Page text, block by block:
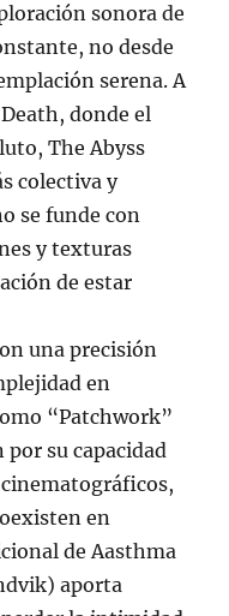
sonora de
no desde
serena. A
donde el
The Abyss
colectiva y
se funde con
y texturas
de estar
una precisión
en
“Patchwork”
por su capacidad
en
de Aasthma
aporta